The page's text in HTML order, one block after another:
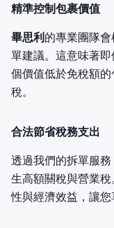
精準控制包裹價值
畢思利的專業團隊
單建議。這意味著
個價值低於免稅額
稅。
合法節省稅務支出
透過我們的拆單服
生高額關稅與營業
性與經濟效益，讓您